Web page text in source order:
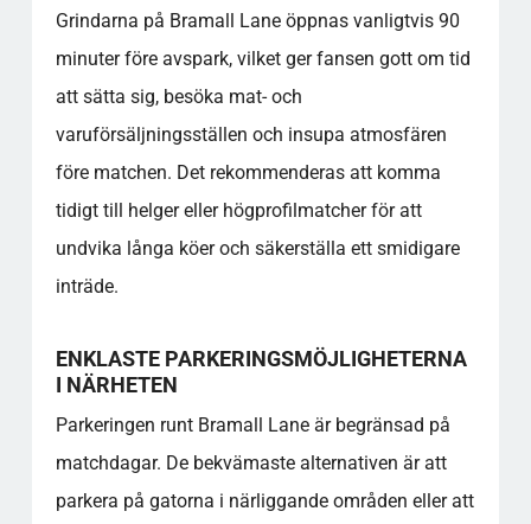
Grindarna på Bramall Lane öppnas vanligtvis 90
minuter före avspark, vilket ger fansen gott om tid
att sätta sig, besöka mat- och
varuförsäljningsställen och insupa atmosfären
före matchen. Det rekommenderas att komma
tidigt till helger eller högprofilmatcher för att
undvika långa köer och säkerställa ett smidigare
inträde.
ENKLASTE PARKERINGSMÖJLIGHETERNA
I NÄRHETEN
Parkeringen runt Bramall Lane är begränsad på
matchdagar. De bekvämaste alternativen är att
parkera på gatorna i närliggande områden eller att
Vilken tid öppnar portarna till arenorna på
Finns det tillgängliga faciliteter för
funktionshindrade fans på arenan?
Vilka är parkeringsmöjligheterna nära
stadion på matchdagar?
kollektivtrafik?
Vad ingår i upplevelsen av stadionrundturen?
Finns det en klubbshop och vad kan jag köpa
Hur ser läktarens sittplatser ut och vilken
kapacitet har arenan?
förfriskningsmöjligheter på stadion?
Vad bör jag veta om arenans historiska
betydelse?